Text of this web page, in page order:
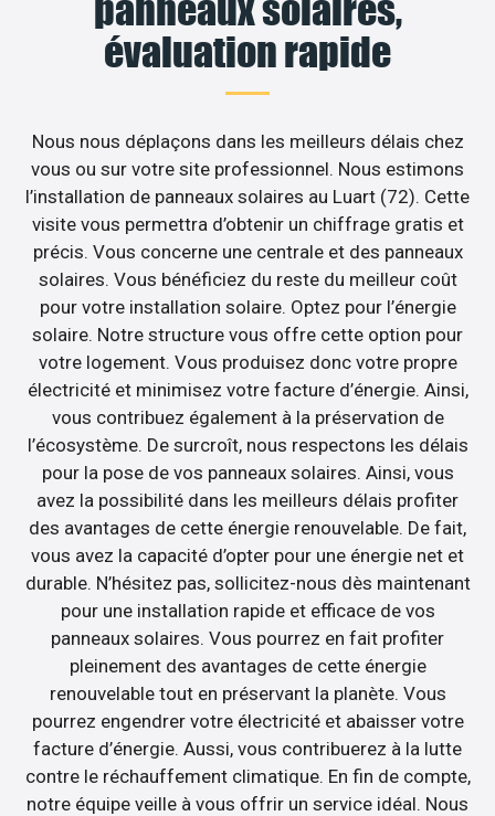
panneaux solaires,
évaluation rapide
Nous nous déplaçons dans les meilleurs délais chez
vous ou sur votre site professionnel. Nous estimons
l’installation de panneaux solaires au Luart (72). Cette
visite vous permettra d’obtenir un chiffrage gratis et
précis. Vous concerne une centrale et des panneaux
solaires. Vous bénéficiez du reste du meilleur coût
pour votre installation solaire. Optez pour l’énergie
solaire. Notre structure vous offre cette option pour
votre logement. Vous produisez donc votre propre
électricité et minimisez votre facture d’énergie. Ainsi,
vous contribuez également à la préservation de
l’écosystème. De surcroît, nous respectons les délais
pour la pose de vos panneaux solaires. Ainsi, vous
avez la possibilité dans les meilleurs délais profiter
des avantages de cette énergie renouvelable. De fait,
vous avez la capacité d’opter pour une énergie net et
durable. N’hésitez pas, sollicitez-nous dès maintenant
pour une installation rapide et efficace de vos
panneaux solaires. Vous pourrez en fait profiter
pleinement des avantages de cette énergie
renouvelable tout en préservant la planète. Vous
pourrez engendrer votre électricité et abaisser votre
facture d’énergie. Aussi, vous contribuerez à la lutte
contre le réchauffement climatique. En fin de compte,
notre équipe veille à vous offrir un service idéal. Nous